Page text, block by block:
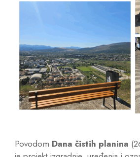
Povodom Dana čistih planina